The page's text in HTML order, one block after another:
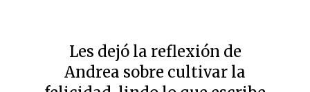
Les dejó la reflexión de
Andrea sobre cultivar la